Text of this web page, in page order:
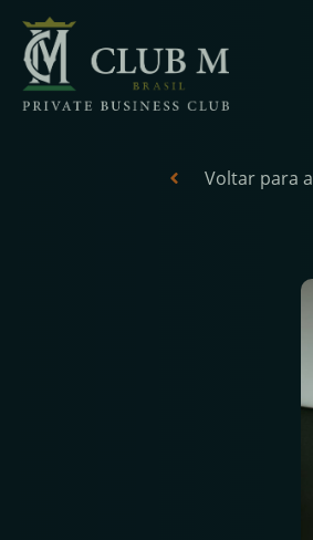
Voltar para